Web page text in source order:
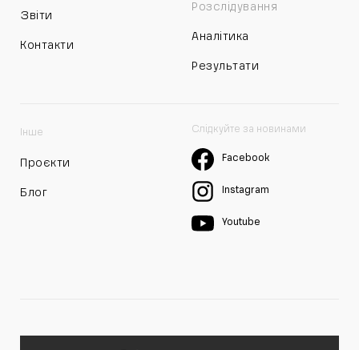
Звіти
Контакти
Розслідування
Аналітика
Результати
Інше
Проєкти
Блог
Слідкуйте за новинами
Facebook
Instagram
Youtube